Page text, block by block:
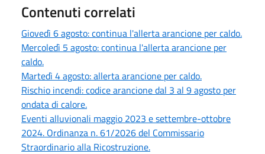
Contenuti correlati
Giovedì 6 agosto: continua l'allerta arancione per caldo.
Mercoledì 5 agosto: continua l'allerta arancione per
caldo.
Martedì 4 agosto: allerta arancione per caldo.
Rischio incendi: codice arancione dal 3 al 9 agosto per
ondata di calore.
Eventi alluvionali maggio 2023 e settembre-ottobre
2024. Ordinanza n. 61/2026 del Commissario
Straordinario alla Ricostruzione.